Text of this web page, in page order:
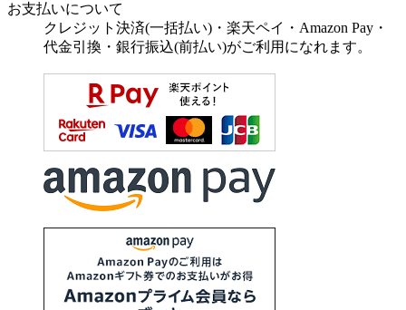
お支払いについて
クレジット決済(一括払い)・楽天ペイ・Amazon Pay・
代金引換・銀行振込(前払い)がご利用になれます。